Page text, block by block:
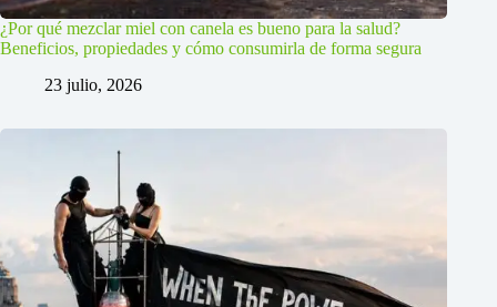
¿Por qué mezclar miel con canela es bueno para la salud?
Beneficios, propiedades y cómo consumirla de forma segura
23 julio, 2026